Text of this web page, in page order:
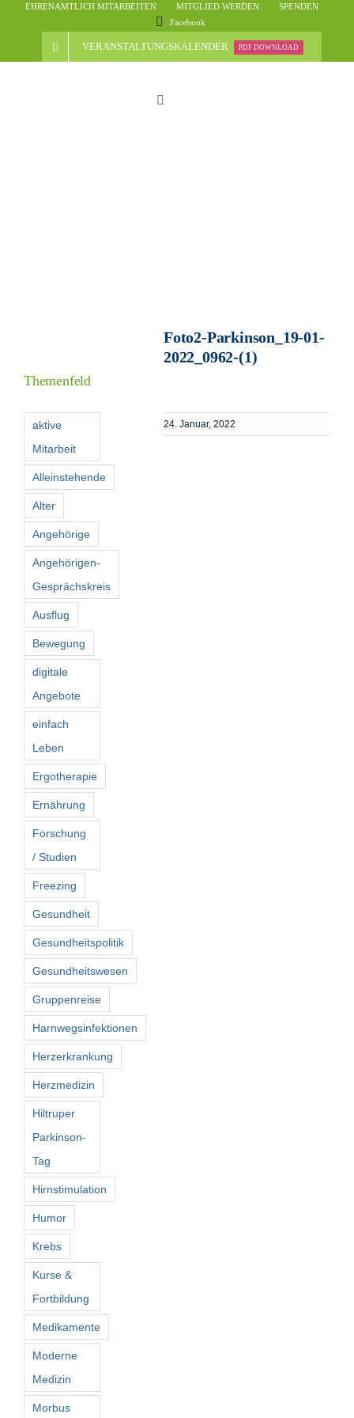
EHRENAMTLICH MITARBEITEN MITGLIED WERDEN
SPENDEN
Facebook
VERANSTALTUNGSKALENDER PDF DOWNLOAD
Toggle
Informationen
Foto2-Parkinson_19-01-
2022_0962-(1)
24. Januar, 2022
Themenfeld
aktive
Mitarbeit
Alleinstehende
Alter
Angehörige
Angehörigen-
Gesprächskreis
Ausflug
Bewegung
digitale
Angebote
einfach
Leben
Ergotherapie
Ernährung
Forschung
/ Studien
Freezing
Gesundheit
Gesundheitspolitik
Gesundheitswesen
Gruppenreise
Harnwegsinfektionen
Herzerkrankung
Herzmedizin
Hiltruper
Parkinson-
Tag
Hirnstimulation
Humor
Krebs
Kurse &
Fortbildung
Medikamente
Moderne
Medizin
Morbus